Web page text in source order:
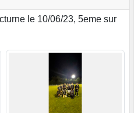
le 10/06/23, 5eme sur